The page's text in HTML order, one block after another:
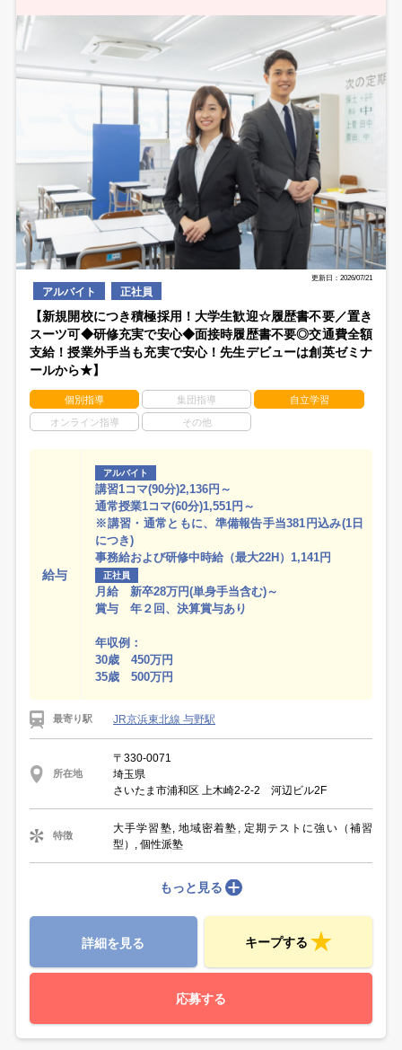
更新日：2026/07/21
アルバイト 正社員
【新規開校につき積極採用！大学生歓迎☆履歴書不要／置き
スーツ可◆研修充実で安心◆面接時履歴書不要◎交通費全額
支給！授業外手当も充実で安心！先生デビューは創英ゼミナ
ールから★】
個別指導 集団指導 自立学習
オンライン指導 その他
給与
アルバイト
講習1コマ(90分)2,136円～
通常授業1コマ(60分)1,551円～
※講習・通常ともに、準備報告手当381円込み(1日
につき)
事務給および研修中時給（最大22H）1,141円
正社員
月給 新卒28万円(単身手当含む)～
賞与 年２回、決算賞与あり
年収例：
30歳 450万円
35歳 500万円
最寄り駅 JR京浜東北線 与野駅
所在地
〒330-0071
埼玉県
さいたま市浦和区 上木崎2‐2‐2 河辺ビル2F
特徴
大手学習塾, 地域密着塾, 定期テストに強い（補習
型）, 個性派塾
もっと見る
詳細を見る キープする
応募する